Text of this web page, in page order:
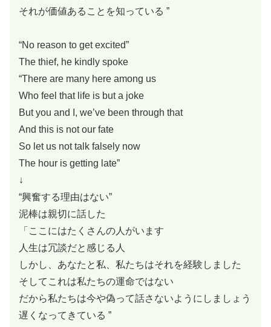
それが価値あることを知っている ”
“No reason to get excited”
The thief, he kindly spoke
“There are many here among us
Who feel that life is but a joke
But you and I, we’ve been through that
And this is not our fate
So let us not talk falsely now
The hour is getting late”
↓
“興奮する理由はない”
泥棒は親切に話した
「ここにはたくさんの人がいます
人生は冗談だと感じる人
しかし、あなたと私、私たちはそれを経験しました
そしてこれは私たちの運命ではない
だから私たちは今や偽って話さないようにしましょう
遅くなってきている ”